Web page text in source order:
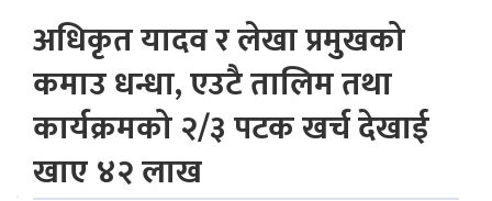
अधिकृत यादव र लेखा प्रमुखको
कमाउ धन्धा, एउटै तालिम तथा
कार्यक्रमको २/३ पटक खर्च देखाई
खाए ४२ लाख